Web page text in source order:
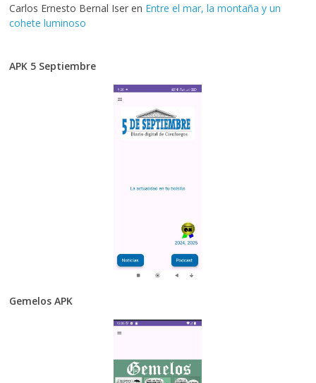
Carlos Ernesto Bernal Iser en Entre el mar, la montaña y un
cohete luminoso
APK 5 Septiembre
Gemelos APK